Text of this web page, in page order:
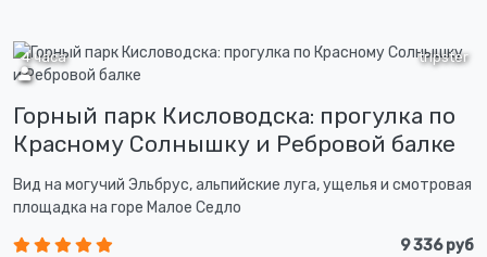
tripster
4 часа
Горный парк Кисловодска: прогулка по
Красному Солнышку и Ребровой балке
Вид на могучий Эльбрус, альпийские луга, ущелья и смотровая
площадка на горе Малое Седло
9 336 руб